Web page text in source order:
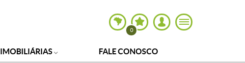
0
IMOBILIÁRIAS FALE CONOSCO